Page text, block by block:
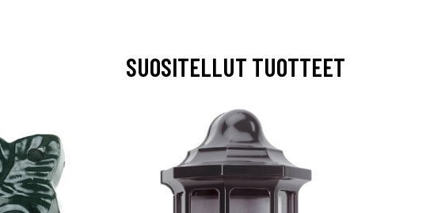
SUOSITELLUT TUOTTEET